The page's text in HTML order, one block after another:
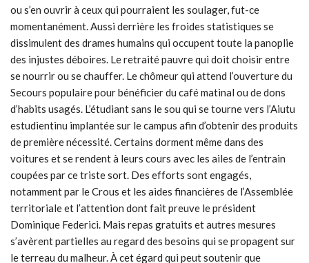
ou s’en ouvrir à ceux qui pourraient les soulager, fut-ce
momentanément. Aussi derrière les froides statistiques se
dissimulent des drames humains qui occupent toute la panoplie
des injustes déboires. Le retraité pauvre qui doit choisir entre
se nourrir ou se chauffer. Le chômeur qui attend l’ouverture du
Secours populaire pour bénéficier du café matinal ou de dons
d’habits usagés. L’étudiant sans le sou qui se tourne vers l’Aiutu
estudientinu implantée sur le campus afin d’obtenir des produits
de première nécessité. Certains dorment même dans des
voitures et se rendent à leurs cours avec les ailes de l’entrain
coupées par ce triste sort. Des efforts sont engagés,
notamment par le Crous et les aides financières de l’Assemblée
territoriale et l’attention dont fait preuve le président
Dominique Federici. Mais repas gratuits et autres mesures
s’avèrent partielles au regard des besoins qui se propagent sur
le terreau du malheur. À cet égard qui peut soutenir que